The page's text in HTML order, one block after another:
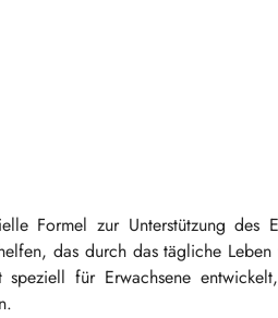
Formel zur Unterstützung des
das durch das tägliche
für Erwachsene